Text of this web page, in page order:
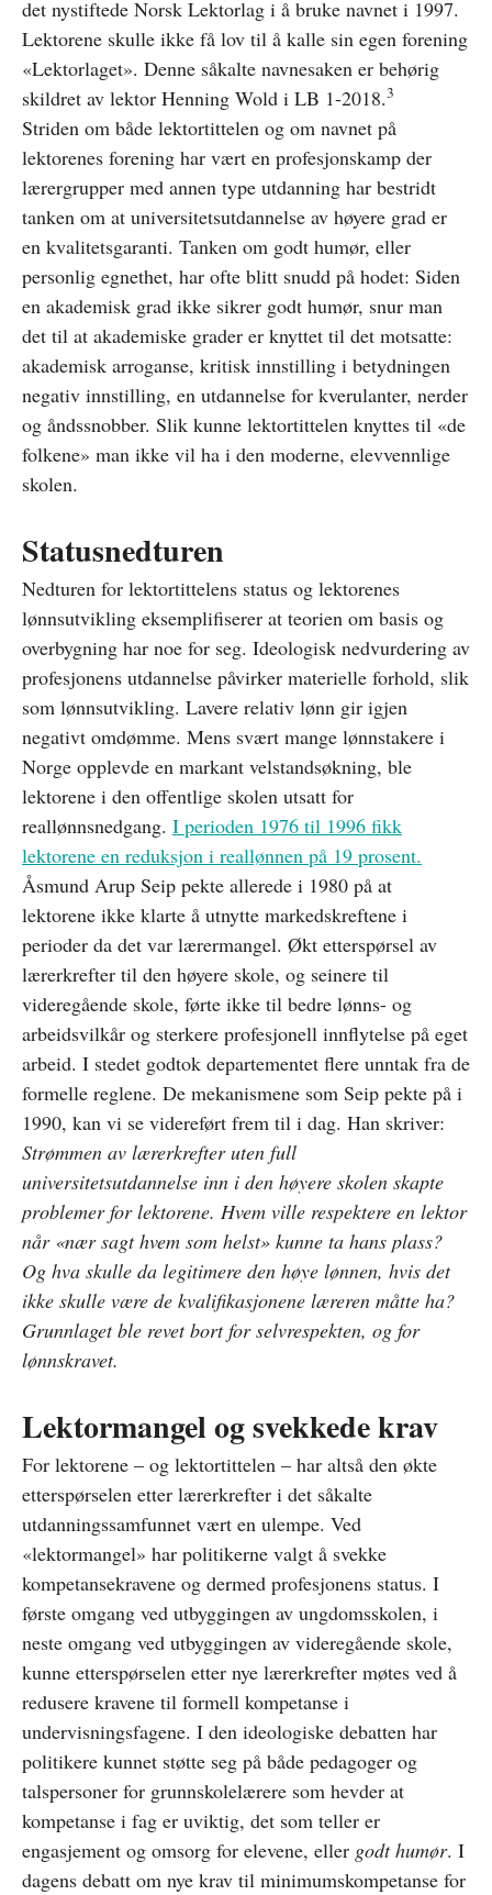
det nystiftede Norsk Lektorlag i å bruke navnet i 1997.
Lektorene skulle ikke få lov til å kalle sin egen forening
«Lektorlaget». Denne såkalte navnesaken er behørig
skildret av lektor Henning Wold i LB 1-2018.3
Striden om både lektortittelen og om navnet på
lektorenes forening har vært en profesjonskamp der
lærergrupper med annen type utdanning har bestridt
tanken om at universitetsutdannelse av høyere grad er
en kvalitetsgaranti. Tanken om godt humør, eller
personlig egnethet, har ofte blitt snudd på hodet: Siden
en akademisk grad ikke sikrer godt humør, snur man
det til at akademiske grader er knyttet til det motsatte:
akademisk arroganse, kritisk innstilling i betydningen
negativ innstilling, en utdannelse for kverulanter, nerder
og åndssnobber. Slik kunne lektortittelen knyttes til «de
folkene» man ikke vil ha i den moderne, elevvennlige
skolen.
Statusnedturen
Nedturen for lektortittelens status og lektorenes
lønnsutvikling eksemplifiserer at teorien om basis og
overbygning har noe for seg. Ideologisk nedvurdering av
profesjonens utdannelse påvirker materielle forhold, slik
som lønnsutvikling. Lavere relativ lønn gir igjen
negativt omdømme. Mens svært mange lønnstakere i
Norge opplevde en markant velstandsøkning, ble
lektorene i den offentlige skolen utsatt for
reallønnsnedgang. I perioden 1976 til 1996 fikk
lektorene en reduksjon i reallønnen på 19 prosent.
Åsmund Arup Seip pekte allerede i 1980 på at
lektorene ikke klarte å utnytte markedskreftene i
perioder da det var lærermangel. Økt etterspørsel av
lærerkrefter til den høyere skole, og seinere til
videregående skole, førte ikke til bedre lønns- og
arbeidsvilkår og sterkere profesjonell innflytelse på eget
arbeid. I stedet godtok departementet flere unntak fra de
formelle reglene. De mekanismene som Seip pekte på i
1990, kan vi se videreført frem til i dag. Han skriver:
Strømmen av lærerkrefter uten full
universitetsutdannelse inn i den høyere skolen skapte
problemer for lektorene. Hvem ville respektere en lektor
når «nær sagt hvem som helst» kunne ta hans plass?
Og hva skulle da legitimere den høye lønnen, hvis det
ikke skulle være de kvalifikasjonene læreren måtte ha?
Grunnlaget ble revet bort for selvrespekten, og for
lønnskravet.
Lektormangel og svekkede krav
For lektorene – og lektortittelen – har altså den økte
etterspørselen etter lærerkrefter i det såkalte
utdanningssamfunnet vært en ulempe. Ved
«lektormangel» har politikerne valgt å svekke
kompetansekravene og dermed profesjonens status. I
første omgang ved utbyggingen av ungdomsskolen, i
neste omgang ved utbyggingen av videregående skole,
kunne etterspørselen etter nye lærerkrefter møtes ved å
redusere kravene til formell kompetanse i
undervisningsfagene. I den ideologiske debatten har
politikere kunnet støtte seg på både pedagoger og
talspersoner for grunnskolelærere som hevder at
kompetanse i fag er uviktig, det som teller er
engasjement og omsorg for elevene, eller godt humør. I
dagens debatt om nye krav til minimumskompetanse for